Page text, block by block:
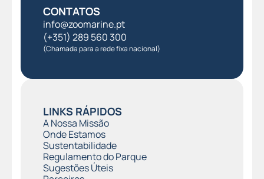
CONTATOS
info@zoomarine.pt
(+351) 289 560 300
(Chamada para a rede fixa nacional)
LINKS RÁPIDOS
A Nossa Missão
Onde Estamos
Sustentabilidade
Regulamento do Parque
Sugestões Úteis